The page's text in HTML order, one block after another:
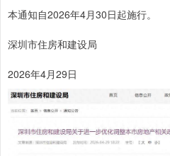
本通知自2026年4月30日起施行。
深圳市住房和建设局
2026年4月29日